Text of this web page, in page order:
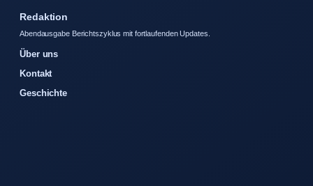
Redaktion
Abendausgabe Berichtszyklus mit fortlaufenden Updates.
Über uns
Kontakt
Geschichte